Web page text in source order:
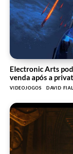
Electronic Arts
venda após a
VIDEOJOGOS DAVID